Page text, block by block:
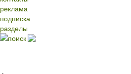
реклама
подписка
разделы
поиск